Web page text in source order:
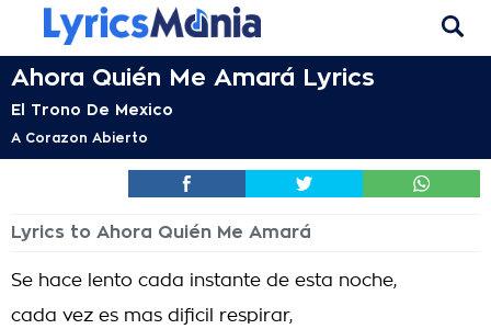
Ahora Quién Me Amará Lyrics
El Trono De Mexico
A Corazon Abierto
Lyrics to Ahora Quién Me Amará
Se hace lento cada instante de esta noche,
cada vez es mas dificil respirar,